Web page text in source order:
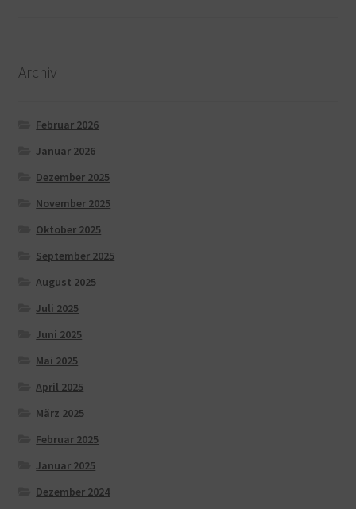
Archiv
Februar 2026
Januar 2026
Dezember 2025
November 2025
Oktober 2025
September 2025
August 2025
Juli 2025
Juni 2025
Mai 2025
April 2025
März 2025
Februar 2025
Januar 2025
Dezember 2024